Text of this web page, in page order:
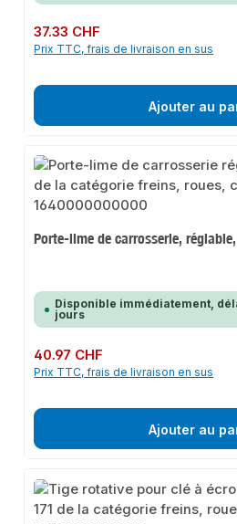
Prix régulier :
37.33 CHF
Prix TTC, frais de livraison en sus
Ajouter au
Porte-lime de carrosserie,
Disponible immédiatement,
jours
Prix régulier :
40.97 CHF
Prix TTC, frais de livraison en sus
Ajouter au